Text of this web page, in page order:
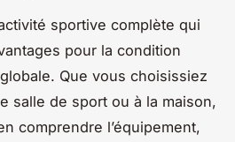
sportive complète qui
pour la condition
Que vous choisissiez
salle de sport ou à la maison,
comprendre l’équipement,